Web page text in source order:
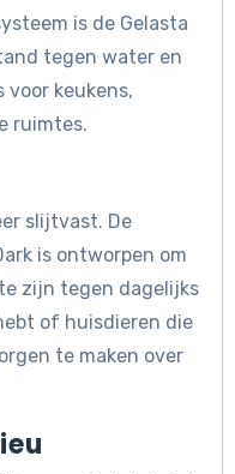
is de Gelasta
tegen water en
keukens,
ruimtes.
slijtvast. De
is ontworpen om
zijn tegen dagelijks
of huisdieren die
te maken over